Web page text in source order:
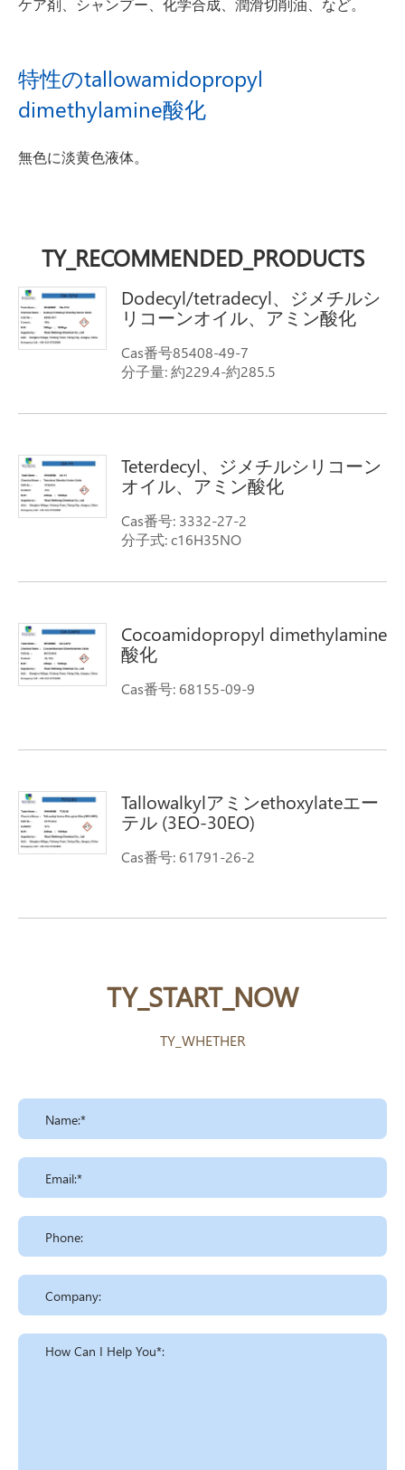
ケア剤、シャンプー、化学合成、潤滑切削油、など。
特性のtallowamidopropyl
dimethylamine酸化
無色に淡黄色液体。
TY_RECOMMENDED_PRODUCTS
Dodecyl/tetradecyl、ジメチルシ
リコーンオイル、アミン酸化
Cas番号85408-49-7
分子量: 約229.4-約285.5
または18
C16)-アミン酸化dodecyl/tetradecyl、ジ
メチルシリコーンオイル、アミン酸化
Teterdecyl、ジメチルシリコーン
オイル、アミン酸化
Cas番号: 3332-27-2
分子式: c16H35NO
Cocoamidopropyl dimethylamine
酸化
Cas番号: 68155-09-9
Tallowalkylアミンethoxylateエー
テル (3EO-30EO)
Cas番号: 61791-26-2
TY_START_NOW
TY_WHETHER